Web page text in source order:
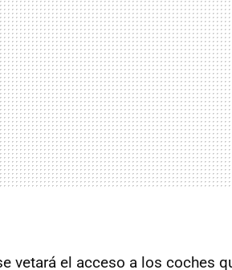
vetará el acceso a los coches